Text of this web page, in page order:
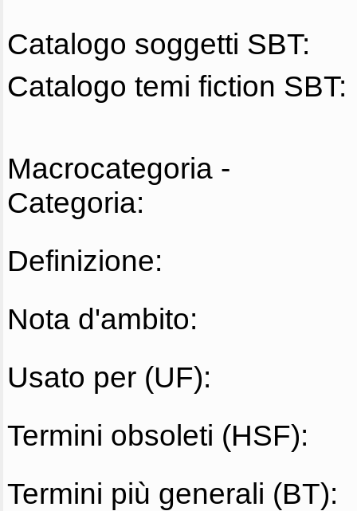
Catalogo soggetti SBT:
Catalogo temi fiction SBT:
Macrocategoria -
Categoria:
Definizione:
Nota d'ambito:
Usato per (UF):
Termini obsoleti (HSF):
Termini più generali (BT):